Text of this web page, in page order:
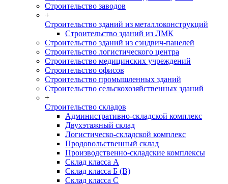
Строительство заводов
+
Строительство зданий из металлоконструкций
Строительство зданий из ЛМК
Строительство зданий из сэндвич-панелей
Строительство логистического центра
Строительство медицинских учреждений
Строительство офисов
Строительство промышленных зданий
Строительство сельскохозяйственных зданий
+
Строительство складов
Административно-складской комплекс
Двухэтажный склад
Логистическо-складской комплекс
Продовольственный склад
Производственно-складские комплексы
Склад класса А
Склад класса Б (B)
Склад класса С